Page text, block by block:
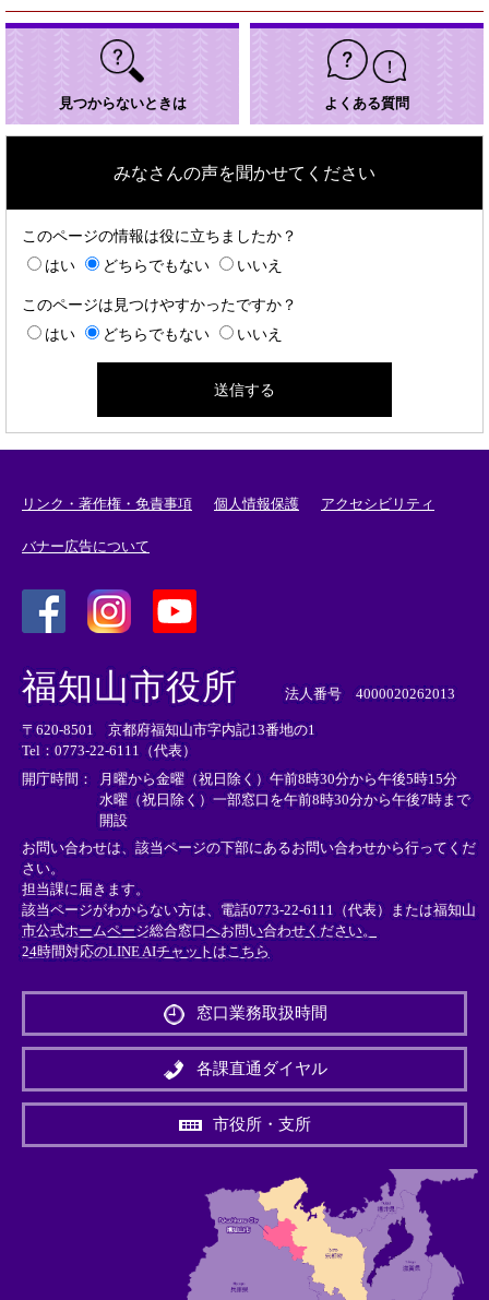
見つからないときは よくある質問
みなさんの声を聞かせてください
このページの情報は役に立ちましたか？
はい
どちらでもない いいえ
このページは見つけやすかったですか？
はい
どちらでもない いいえ
リンク・著作権・免責事項 個人情報保護 アクセシビリティ
バナー広告について
外
部
リ
ン
ク
＞
外
リ
ン
ク
＞
外
部
ン
ク
＞
福知山市役所 法人番号 4000020262013
〒620-8501 京都府福知山市字内記13番地の1
Tel：0773-22-6111（代表）
開庁時間：
月曜から金曜（祝日除く）午前8時30分から午後5時15分
水曜（祝日除く）一部窓口を午前8時30分から午後7時まで
開設
お問い合わせは、該当ページの下部にあるお問い合わせから行ってくだ
さい。
担当課に届きます。
該当ページがわからない方は、電話0773-22-6111（代表）または福知山
市公式ホームページ総合窓口へお問い合わせください。
24時間対応のLINE AIチャットはこちら
外
リ
ン
＞
窓口業務取扱時間
各課直通ダイヤル
市役所・支所